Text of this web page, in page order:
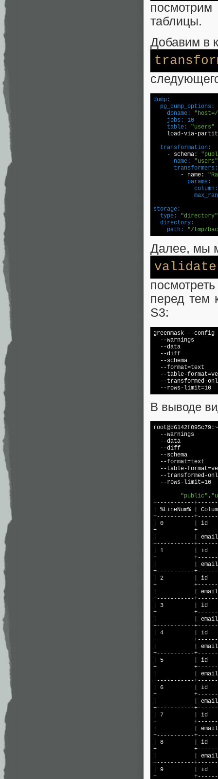
таблицы.
Добавим в
dump:
  pg_dump_options:
    dbname:
"host=/
    jobs:
10
    table:
"users"
  transformation:
- schema:
      name:
"users"
      transformers:
- name:
          params:
            column:
storage:
  type:
"directory"
  directory:
    path:
"/tmp/
Далее, мы
validate
перед тем
S3:
greenmask --
  --warnings
  --data
  --diff
  --schema
  --format=text
--table-
--transformed-
  --rows-limit=10
В выводе
root@d6142f095c79:~
  --warnings
  --data
  --diff
  --schema
  --format=text
--table-
--transformed-
  --rows-limit=10
"public" .
+-----------
| %LineNum% |
+-----------
| 0         | id
+
|           | email  |
+-----------
| 1         | id
+
|           | email  |
+-----------
| 2         | id
+
|           | email  |
+-----------
| 3         | id
+
|           | email  |
+-----------
| 4         | id
+
|           | email  |
+-----------
| 5         | id
+
|           | email  |
+-----------
| 6         | id
+
|           | email  |
+-----------
| 7         | id
+
|           | email  |
+-----------
| 8         | id
+
|           | email  |
+-----------
| 9         | id
+